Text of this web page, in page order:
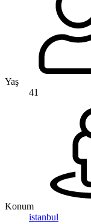
Yaş
41
Konum
istanbul